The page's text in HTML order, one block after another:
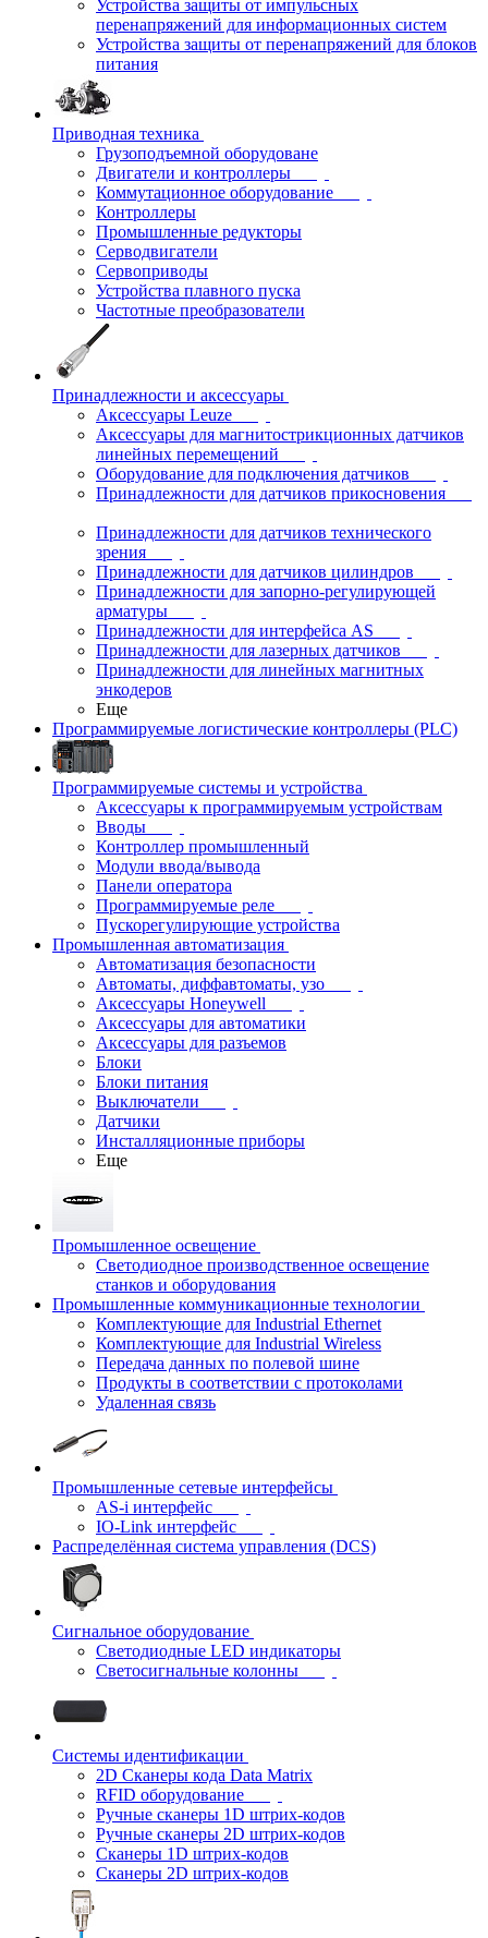
Устройства защиты от импульсных
перенапряжений для информационных систем
Устройства защиты от перенапряжений для блоков
питания
Приводная техника
Грузоподъемной оборудоване
Двигатели и контроллеры
Коммутационное оборудование
Контроллеры
Промышленные редукторы
Серводвигатели
Сервоприводы
Устройства плавного пуска
Частотные преобразователи
Принадлежности и аксессуары
Аксессуары Leuze
Аксессуары для магнитострикционных датчиков
линейных перемещений
Оборудование для подключения датчиков
Принадлежности для датчиков прикосновения
Принадлежности для датчиков технического
зрения
Принадлежности для датчиков цилиндров
Принадлежности для запорно-регулирующей
арматуры
Принадлежности для интерфейса AS
Принадлежности для лазерных датчиков
Принадлежности для линейных магнитных
энкодеров
Еще
Программируемые логистические контроллеры (PLC)
Программируемые системы и устройства
Аксессуары к программируемым устройствам
Вводы
Контроллер промышленный
Модули ввода/вывода
Панели оператора
Программируемые реле
Пускорегулирующие устройства
Промышленная автоматизация
Автоматизация безопасности
Автоматы, диффавтоматы, узо
Аксессуары Honeywell
Аксессуары для автоматики
Аксессуары для разъемов
Блоки
Блоки питания
Выключатели
Датчики
Инсталляционные приборы
Еще
Промышленное освещение
Светодиодное производственное освещение
станков и оборудования
Промышленные коммуникационные технологии
Комплектующие для Industrial Ethernet
Комплектующие для Industrial Wireless
Передача данных по полевой шине
Продукты в соответствии с протоколами
Удаленная связь
Промышленные сетевые интерфейсы
AS-i интерфейс
IO-Link интерфейс
Распределённая система управления (DCS)
Сигнальное оборудование
Светодиодные LED индикаторы
Светосигнальные колонны
Системы идентификации
2D Сканеры кода Data Matrix
RFID оборудование
Ручные сканеры 1D штрих-кодов
Ручные сканеры 2D штрих-кодов
Сканеры 1D штрих-кодов
Сканеры 2D штрих-кодов